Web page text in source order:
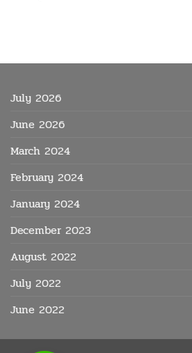
July 2026
June 2026
March 2024
February 2024
January 2024
December 2023
August 2022
July 2022
June 2022